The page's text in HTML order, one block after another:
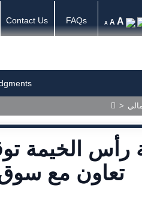
Contact Us FAQs A A A
>
رأس الخيمة
تعاون مع